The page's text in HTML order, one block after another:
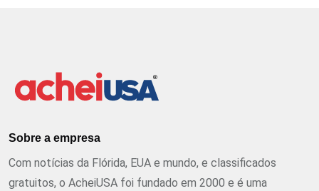
Sobre a empresa
Com notícias da Flórida, EUA e mundo, e classificados
gratuitos, o AcheiUSA foi fundado em 2000 e é uma